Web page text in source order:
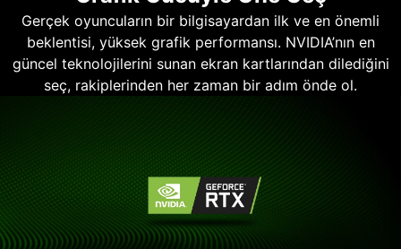
Gerçek oyuncuların bir bilgisayardan ilk ve en önemli
beklentisi, yüksek grafik performansı. NVIDIA’nın en
güncel teknolojilerini sunan ekran kartlarından dilediğini
seç, rakiplerinden her zaman bir adım önde ol.